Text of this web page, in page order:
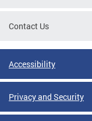
Contact Us
Accessibility
Privacy and Security